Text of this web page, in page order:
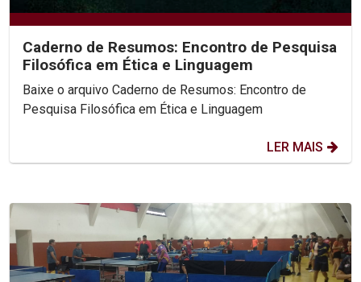
Caderno de Resumos: Encontro de Pesquisa
Filosófica em Ética e Linguagem
Baixe o arquivo Caderno de Resumos: Encontro de
Pesquisa Filosófica em Ética e Linguagem
LER MAIS